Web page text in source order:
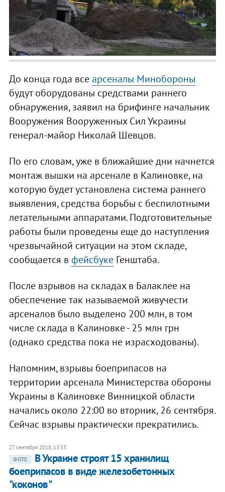
До конца года всеарсеналы Минобороны
будут оборудованы средствами раннего
обнаружения, заявил на брифинге начальник
Вооружения Вооруженных Сил Украины
генерал-майор Николай Шевцов.
По его словам, уже в ближайшие дни начнется
монтаж вышки на арсенале в Калиновке, на
которую будет установлена система раннего
выявления, средства борьбы с беспилотными
летательными аппаратами. Подготовительные
работы были проведены еще до наступления
чрезвычайной ситуации на этом складе,
сообщается в фейсбукеГенштаба.
После взрывов на складах в Балаклее на
обеспечение так называемой живучести
арсеналов было выделено 200 млн, в том
числе склада в Калиновке - 25 млн грн
(однако средства пока не израсходованы).
Напомним, взрывы боеприпасов на
территории арсенала Министерства обороны
Украины в Калиновке Винницкой области
начались около 22:00 во вторник, 26 сентября.
Сейчас взрывы практически прекратились.
27 сентября 2018, 13:53
ФОТО
В Украине строят 15 хранилищ
боеприпасов в виде железобетонных
"коконов"